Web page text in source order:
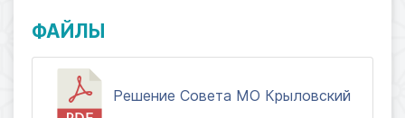
ФАЙЛЫ
Решение Совета МО Крыловский